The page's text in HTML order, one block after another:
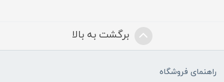
برگشت به بالا
راهنمای فروشگاه